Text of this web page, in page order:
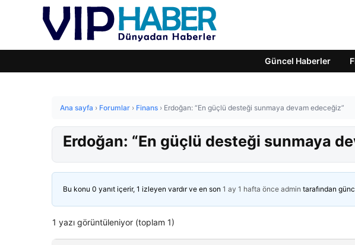
Güncel Haberler
Ana sayfa › Forumlar › Finans › Erdoğan: “En güçlü desteği sunmaya devam edeceğiz”
Erdoğan: “En güçlü desteği sunmaya
Bu konu 0 yanıt içerir, 1 izleyen vardır ve en son 1 ay 1 hafta önce admin tarafından
1 yazı görüntüleniyor (toplam 1)